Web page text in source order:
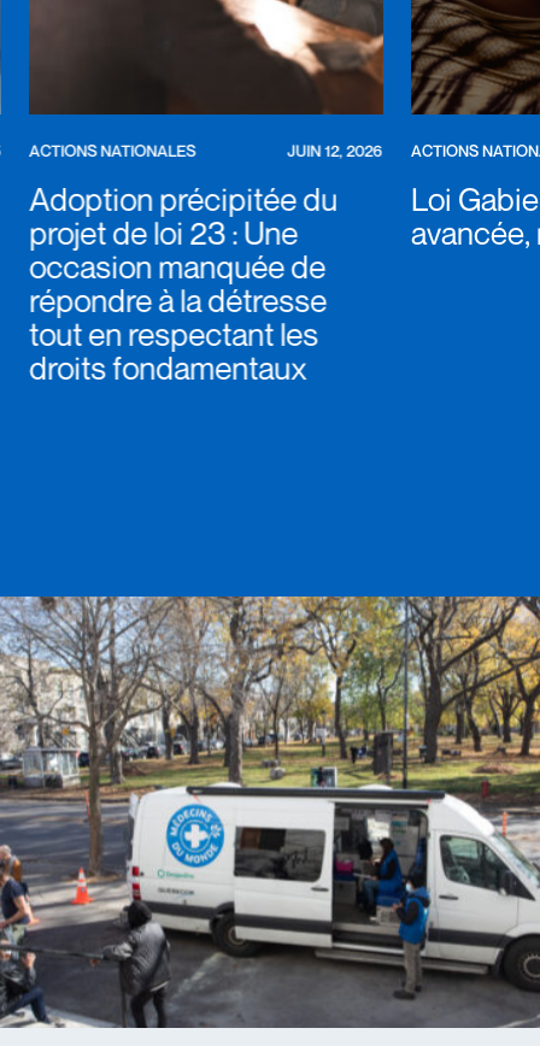
ACTIONS NATIONALES JUIN 12, 2026
Adoption précipitée du
projet de loi 23 : Une
occasion manquée de
répondre à la détresse
tout en respectant les
droits fondamentaux
ACTIONS
Loi